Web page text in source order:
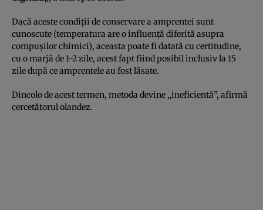
Dacă aceste condiţii de conservare a amprentei sunt
cunoscute (temperatura are o influenţă diferită asupra
compuşilor chimici), aceasta poate fi datată cu certitudine,
cu o marjă de 1-2 zile, acest fapt fiind posibil inclusiv la 15
zile după ce amprentele au fost lăsate.
Dincolo de acest termen, metoda devine „ineficientă”, afirmă
cercetătorul olandez.